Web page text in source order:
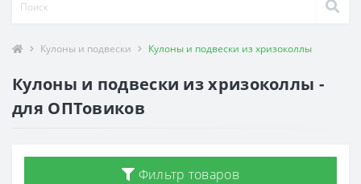
Кулоны и подвески Кулоны и подвески из хризоколлы
Кулоны и подвески из хризоколлы -
для ОПТовиков
Фильтр товаров